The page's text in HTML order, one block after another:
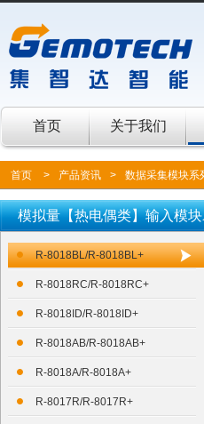
首页 关于我们
首页 > 产品资讯 > 数据采集模块系
模拟量【热电偶类】输入模
R-8018BL/R-8018BL+
R-8018RC/R-8018RC+
R-8018ID/R-8018ID+
R-8018AB/R-8018AB+
R-8018A/R-8018A+
R-8017R/R-8017R+